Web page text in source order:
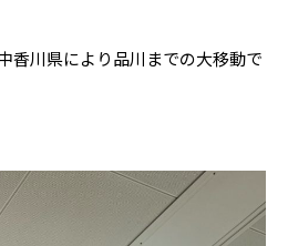
香川県により品川までの大移動で